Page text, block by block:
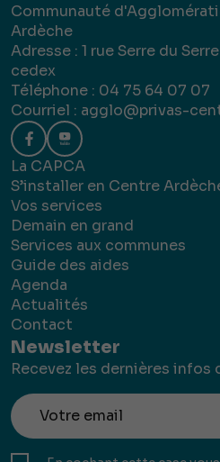
Communauté
Ardèche
Adresse : 1 rue Serre du
cedex
Téléphone : 04 75 64 07 07
Courriel : agglo@privas-
La CAPCA
S’installer en Centre
Vos services
Demain en grand
Services aux communes
Guide des aides
Agenda
Actualités
Contact
Newsletter
Recevez les dernières infos